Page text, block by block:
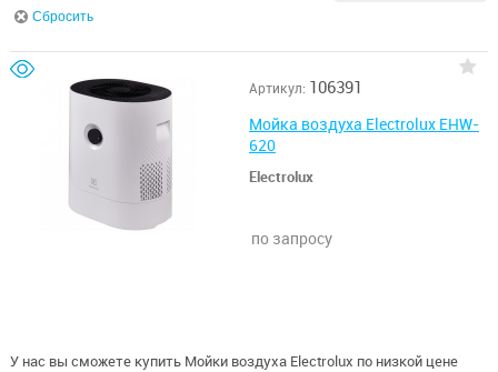
Сбросить
Артикул: 106391
Мойка воздуха Electrolux EHW-
620
Electrolux
по запросу
У нас вы сможете купить Мойки воздуха Electrolux по низкой цене